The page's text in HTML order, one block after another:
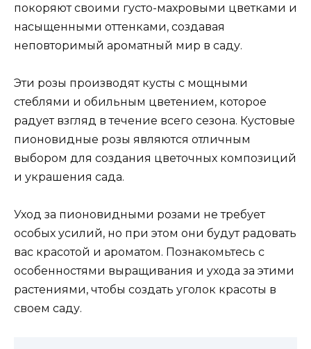
покоряют своими густо-махровыми цветками и
насыщенными оттенками, создавая
неповторимый ароматный мир в саду.
Эти розы производят кусты с мощными
стеблями и обильным цветением, которое
радует взгляд в течение всего сезона. Кустовые
пионовидные розы являются отличным
выбором для создания цветочных композиций
и украшения сада.
Уход за пионовидными розами не требует
особых усилий, но при этом они будут радовать
вас красотой и ароматом. Познакомьтесь с
особенностями выращивания и ухода за этими
растениями, чтобы создать уголок красоты в
своем саду.